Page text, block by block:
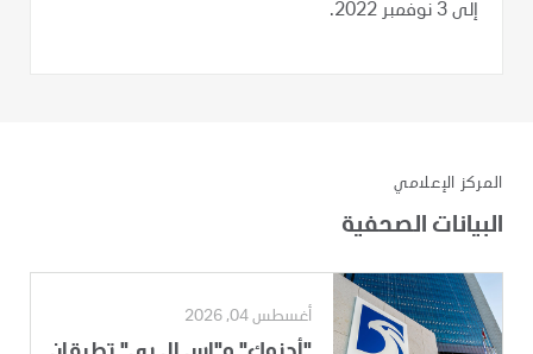
إلى 3 نوفمبر 2022.
المركز الإعلامي
البيانات الصحفية
أغسطس 04, 2026